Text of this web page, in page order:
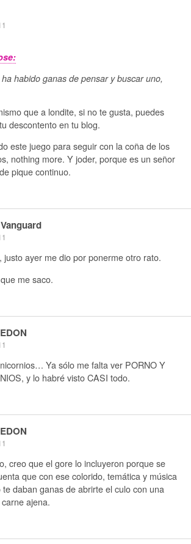
habido ganas de pensar y buscar uno,
que a londite, si no te gusta, puedes
descontento en tu blog.
este juego para seguir con la coña de los
nothing more. Y joder, porque es un señor
pique continuo.
justo ayer me dio por ponerme otro rato.
me saco.
Ya sólo me falta ver PORNO Y
y lo habré visto CASI todo.
creo que el gore lo incluyeron porque se
que con ese colorido, temática y música
te daban ganas de abrirte el culo con una
ajena.